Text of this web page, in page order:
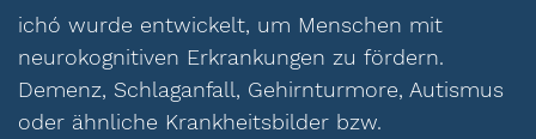
ichó wurde entwickelt, um Menschen mit
neurokognitiven Erkrankungen zu fördern.
Demenz, Schlaganfall, Gehirnturmore, Autismus
oder ähnliche Krankheitsbilder bzw.